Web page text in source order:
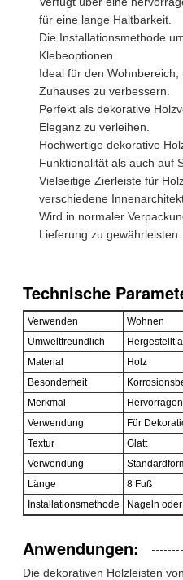
für eine lange Haltbarkeit.
Die Installationsmethode
Klebeoptionen.
Ideal für den
Zuhauses zu verbessern.
Perfekt als dekorative
Eleganz zu verleihen.
Hochwertige dekorative
Funktionalität als auch auf
Vielseitige Zierleiste für
verschiedene
Wird in normaler
Lieferung zu gewährleisten.
Technische
Verwenden
Wohnen
Umweltfreundlich
Hergestellt
Material
Holz
Besonderheit
Merkmal
Verwendung
Für
Textur
Glatt
Verwendung
Länge
8 Fuß
Installationsmethode
Nageln
Anwendungen:
Die dekorativen Holzleisten